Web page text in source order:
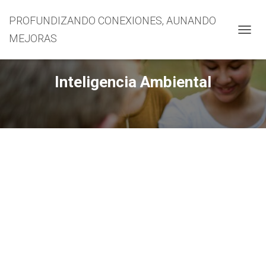
PROFUNDIZANDO CONEXIONES, AUNANDO
MEJORAS
Inteligencia Ambiental